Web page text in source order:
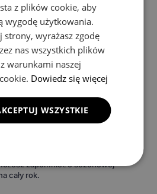
też stworzyć dywaniki idealnie
Do wyboru masz 15 kolorów
i 20 wariantów obszycia – to ponad
dywaniki, które idealnie
auta lub nadają mu zupełnie
i całoroczne
żaden płyn nie wsiąknie w dywanik.
śnieg z butów – wszystko zostaje
Bez długiego suszenia, bez
Dywaniki wytrzymują temperatury
zapomnieć o sezonowej
cały rok.
z plików cookie, aby
wygodę użytkowania.
strony, wyrażasz zgodę
nas wszystkich plików
warunkami naszej
Dowiedz się więcej
WSZYSTKIE